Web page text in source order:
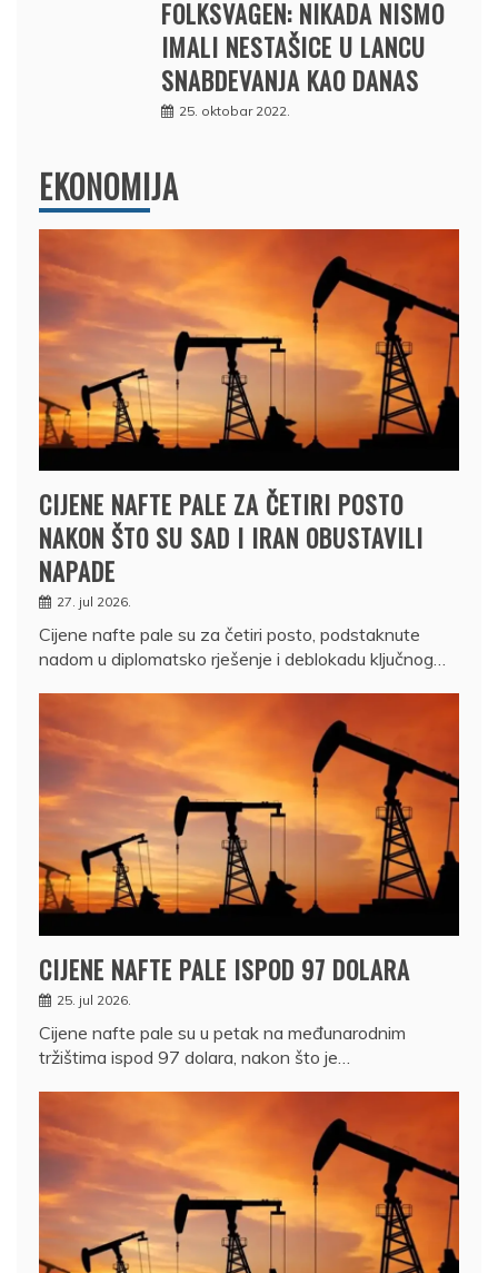
FOLKSVAGEN: NIKADA NISMO
IMALI NESTAŠICE U LANCU
SNABDEVANJA KAO DANAS
25. oktobar 2022.
EKONOMIJA
CIJENE NAFTE PALE ZA ČETIRI POSTO
NAKON ŠTO SU SAD I IRAN OBUSTAVILI
NAPADE
27. jul 2026.
Cijene nafte pale su za četiri posto, podstaknute
nadom u diplomatsko rješenje i deblokadu ključnog…
CIJENE NAFTE PALE ISPOD 97 DOLARA
25. jul 2026.
Cijene nafte pale su u petak na međunarodnim
tržištima ispod 97 dolara, nakon što je…